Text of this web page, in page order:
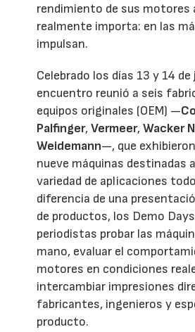
rendimiento de sus motores
realmente importa: en las
impulsan.
Celebrado los días 13 y 14 de
encuentro reunió a seis
equipos originales (OEM) —
Palfinger,Vermeer,Wacker
Weidemann—, que
nueve máquinas destinadas
variedad de aplicaciones
diferencia de una
de productos, los Demo
periodistas probar las
mano, evaluar el
motores en condiciones
intercambiar impresiones
fabricantes, ingenieros y
producto.